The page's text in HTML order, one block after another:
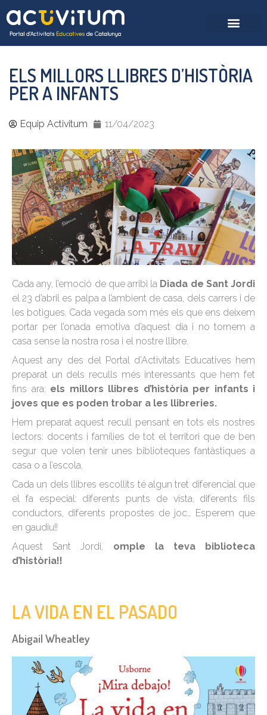
ELS MILLORS LLIBRES D’HISTÒRIA
PER A INFANTS
Equip Activitum 11/04/2023
Cada any, l’emoció de que arribi la Diada de Sant Jordi
el 23 d’abril es palpa a l’ambient de casa, dels carrers i de
les botigues. Cada vegada som més els que ens deixem
portar per l’onada emotiva d’aquest dia i no tornem a
casa sense la nostra rosa i el nostre llibre.
Aquest any des del Portal d’Activitats Educatives hem
preparat un dels reculls més interessants que hem fet
fins ara: els millors llibres d’història per infants i
joves que es poden trobar a les llibreries.
Hem preparat aquest recull pensant en tots els nostres
lectors: docents i famílies de tot el territori que de ben
segur que volen tenir unes biblioteques fantàstiques a
casa o a l’escola.
Cada un dels llibres escollits té algun tret diferencial que
el fa especial: diferents punts de vista, diferents fils
conductors, diferents propostes de joc… Esperem que
en gaudiu!!
Aquest Sant Jordi, omple la teva biblioteca
d’història!!
LA VIDA EN EL PASADO
Abigail Wheatley